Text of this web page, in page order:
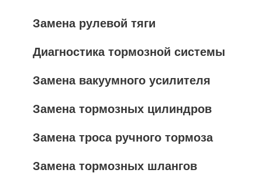
Замена рулевой тяги
Диагностика тормозной системы
Замена вакуумного усилителя
Замена тормозных цилиндров
Замена троса ручного тормоза
Замена тормозных шлангов